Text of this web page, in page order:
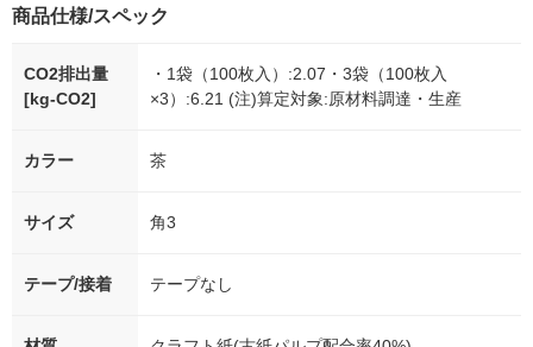
商品仕様/スペック
CO2排出量
[kg-CO2]
・1袋（100枚入）:2.07・3袋（100枚入
×3）:6.21 (注)算定対象:原材料調達・生産
カラー 茶
サイズ 角3
テープ/接着 テープなし